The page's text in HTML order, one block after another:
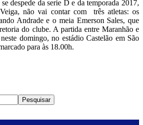
despede da serie D e da temporada 2017,
não vai contar com três atletas: os
Andrade e o meia Emerson Sales, que
do clube. A partida entre Maranhão e
domingo, no estádio Castelão em São
para às 18.00h.
Pesquisar